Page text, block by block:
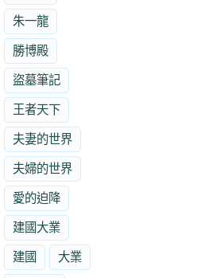
朱一龍
勝博殿
盜墓筆記
王者天下
夫妻的世界
夫婦的世界
愛的迫降
建國大業
建國 大業